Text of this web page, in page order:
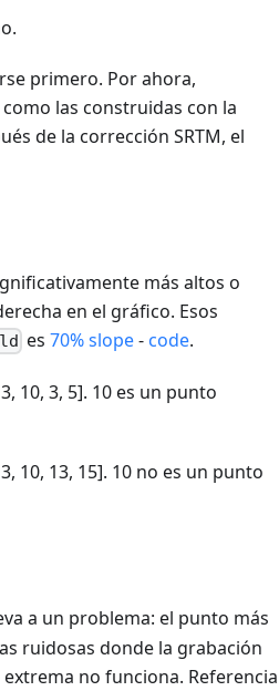
primero. Por ahora,
las construidas con la
de la corrección SRTM, el
más altos o
en el gráfico. Esos
es70% slope- code.
10, 3, 5]. 10 es un punto
10, 13, 15]. 10 no es un punto
a un problema: el punto más
ruidosas donde la grabación
no funciona. Referencia